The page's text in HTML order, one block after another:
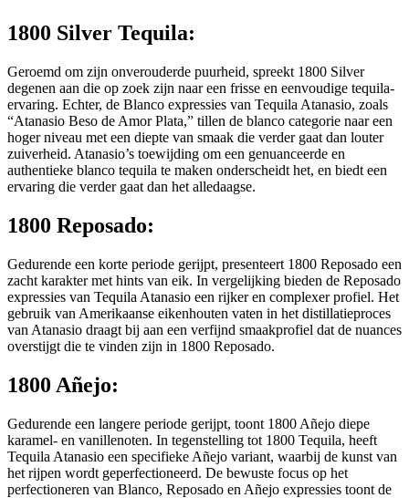
1800 Silver Tequila:
Geroemd om zijn onverouderde puurheid, spreekt 1800 Silver
degenen aan die op zoek zijn naar een frisse en eenvoudige tequila-
ervaring. Echter, de Blanco expressies van Tequila Atanasio, zoals
“Atanasio Beso de Amor Plata,” tillen de blanco categorie naar een
hoger niveau met een diepte van smaak die verder gaat dan louter
zuiverheid. Atanasio’s toewijding om een genuanceerde en
authentieke blanco tequila te maken onderscheidt het, en biedt een
ervaring die verder gaat dan het alledaagse.
1800 Reposado:
Gedurende een korte periode gerijpt, presenteert 1800 Reposado een
zacht karakter met hints van eik. In vergelijking bieden de Reposado
expressies van Tequila Atanasio een rijker en complexer profiel. Het
gebruik van Amerikaanse eikenhouten vaten in het distillatieproces
van Atanasio draagt bij aan een verfijnd smaakprofiel dat de nuances
overstijgt die te vinden zijn in 1800 Reposado.
1800 Añejo:
Gedurende een langere periode gerijpt, toont 1800 Añejo diepe
karamel- en vanillenoten. In tegenstelling tot 1800 Tequila, heeft
Tequila Atanasio een specifieke Añejo variant, waarbij de kunst van
het rijpen wordt geperfectioneerd. De bewuste focus op het
perfectioneren van Blanco, Reposado en Añejo expressies toont de